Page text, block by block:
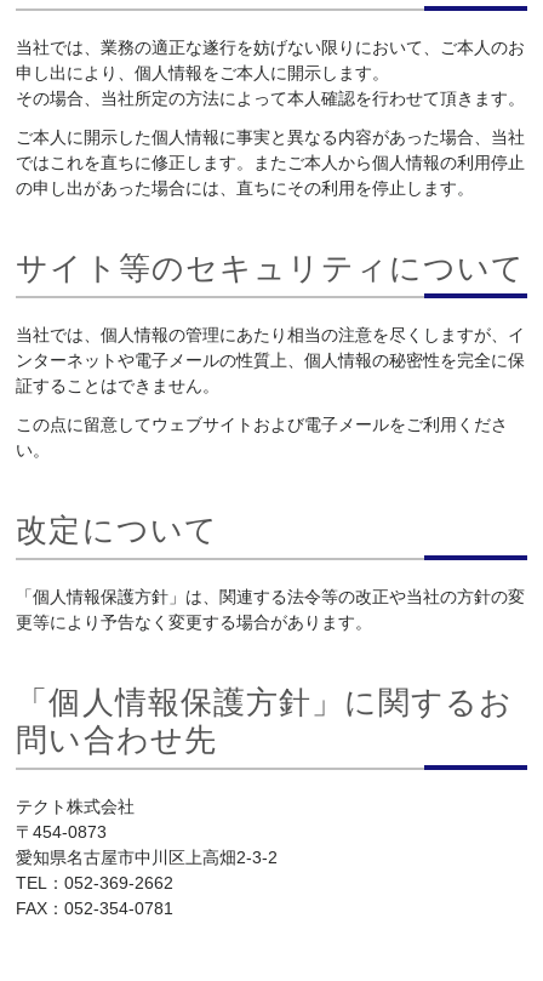
当社では、業務の適正な遂行を妨げない限りにおいて、ご本人のお
申し出により、個人情報をご本人に開示します。
その場合、当社所定の方法によって本人確認を行わせて頂きます。
ご本人に開示した個人情報に事実と異なる内容があった場合、当社
ではこれを直ちに修正します。またご本人から個人情報の利用停止
の申し出があった場合には、直ちにその利用を停止します。
サイト等のセキュリティについて
当社では、個人情報の管理にあたり相当の注意を尽くしますが、イ
ンターネットや電子メールの性質上、個人情報の秘密性を完全に保
証することはできません。
この点に留意してウェブサイトおよび電子メールをご利用くださ
い。
改定について
「個人情報保護方針」は、関連する法令等の改正や当社の方針の変
更等により予告なく変更する場合があります。
「個人情報保護方針」に関するお
問い合わせ先
テクト株式会社
〒454-0873
愛知県名古屋市中川区上高畑2-3-2
TEL：052-369-2662
FAX：052-354-0781